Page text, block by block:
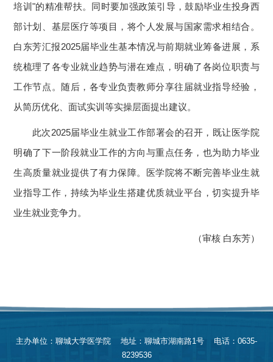
培训"的精准帮扶。同时要加强政策引导，鼓励毕业生投身西
部计划、基层医疗等项目，将个人发展与国家需求相结合。
白东芳汇报2025届毕业生基本情况与前期就业筹备进展，系
统梳理了各专业就业趋势与潜在难点，明确了各岗位职责与
工作节点。随后，各专业负责教师分享往届就业指导经验，
从简历优化、面试实训等实操层面提出建议。
此次2025届毕业生就业工作部署会的召开，既让医学院
明确了下一阶段就业工作的方向与重点任务，也为助力毕业
生高质量就业提供了有力保障。医学院将不断完善毕业生就
业指导工作，持续为毕业生搭建优质就业平台，切实提升毕
业生就业竞争力。
（审核 白东芳）
主办单位：聊城大学医学院 地址：聊城市湖南路1号 电话：0635-
8239536